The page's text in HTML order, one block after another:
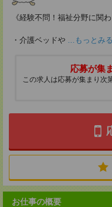
《経験不問！福祉分野に関
・介護ベッドや ...もっとみる
応募が集
この求人は応募が集まり次
お仕事の概要